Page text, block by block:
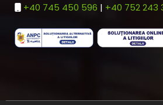
+40 745 450 596 | +40 752 243